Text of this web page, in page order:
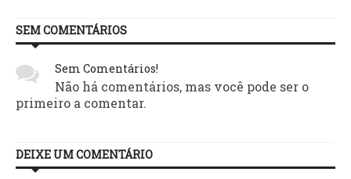
SEM COMENTÁRIOS
Sem Comentários!
Não há comentários, mas você pode ser o
primeiro a comentar.
DEIXE UM COMENTÁRIO